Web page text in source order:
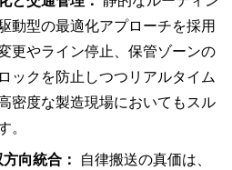
動型の最適化アプローチを採用
更やライン停止、保管ゾーンの
ックを防止しつつリアルタイム
密度な製造現場においてもスル
向統合： 自律搬送の真価は、